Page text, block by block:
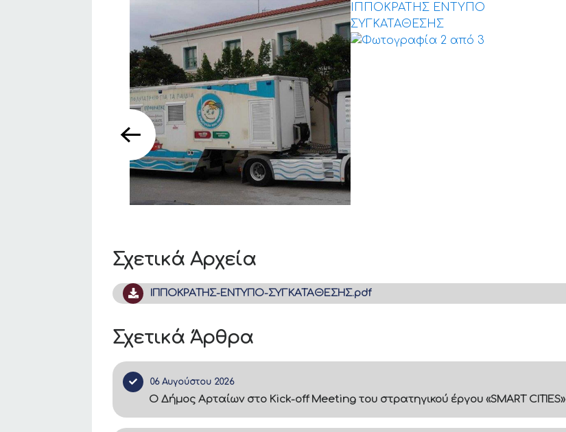
Σχετικά Αρχεία
ΙΠΠΟΚΡΑΤΗΣ-ΕΝΤΥΠΟ-ΣΥΓΚΑΤΑΘΕΣΗΣ.pdf
Σχετικά Άρθρα
06 Αυγούστου 2026
Ο Δήμος Αρταίων στο Kick-off Meeting του στρατηγικού έργου «SMART CITIES»
ΙΠΠΟΚΡΑΤΗΣ ΕΝΤΥΠΟ
ΣΥΓΚΑΤΑΘΕΣΗΣ